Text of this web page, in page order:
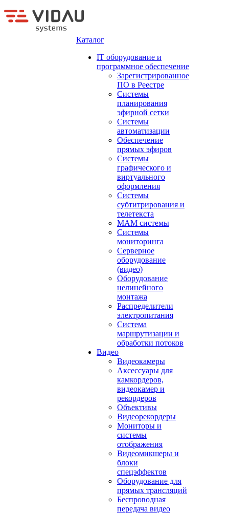
Каталог
IT оборудование и
программное обеспечение
Зарегистрированное
ПО в Реестре
Системы
планирования
эфирной сетки
Системы
автоматизации
Обеспечение
прямых эфиров
Системы
графического и
виртуального
оформления
Системы
субтитрирования и
телетекста
MAM системы
Системы
мониторинга
Серверное
оборудование
(видео)
Оборудование
нелинейного
монтажа
Распределители
электропитания
Система
маршрутизации и
обработки потоков
Видео
Видеокамеры
Аксессуары для
камкордеров,
видеокамер и
рекордеров
Объективы
Видеорекордеры
Мониторы и
системы
отображения
Видеомикшеры и
блоки
спецэффектов
Оборудование для
прямых трансляций
Беспроводная
передача видео